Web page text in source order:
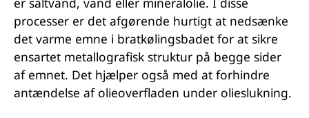
processer er det afgørende hurtigt at nedsænke
det varme emne i bratkølingsbadet for at sikre
ensartet metallografisk struktur på begge sider
af emnet. Det hjælper også med at forhindre
antændelse af olieoverfladen under olieslukning.